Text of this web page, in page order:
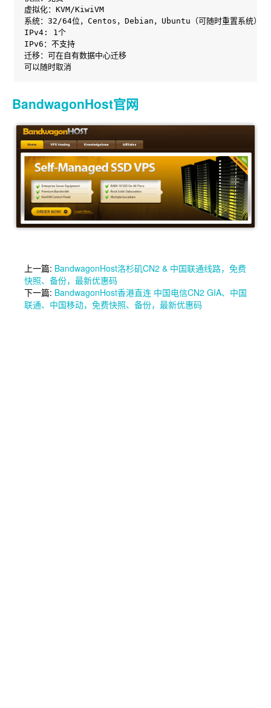
虚拟化：KVM/KiwiVM
系统：32/64位，Centos，Debian，Ubuntu（可随时重置系统）
IPv4: 1个
IPv6：不支持
迁移：可在自有数据中心迁移
可以随时取消
BandwagonHost官网
上一篇: BandwagonHost洛杉矶CN2 & 中国联通线路，免费
快照、备份，最新优惠码
下一篇: BandwagonHost香港直连 中国电信CN2 GIA、中国
联通、中国移动，免费快照、备份，最新优惠码